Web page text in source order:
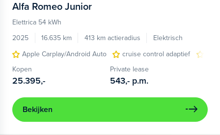
Alfa Romeo Junior
Elettrica 54 kWh
2025
16.635 km 413 km actieradius
Elektrisch
Apple Carplay/Android Auto
cruise control adaptief
Kopen
25.395,-
Private lease
543,- p.m.
Bekijken